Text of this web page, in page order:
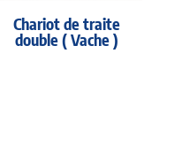
Chariot de traite
double ( Vache )